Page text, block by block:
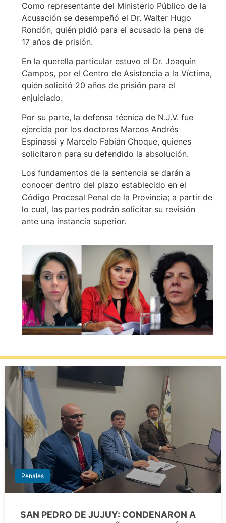
Como representante del Ministerio Público de la
Acusación se desempeñó el Dr. Walter Hugo
Rondón, quién pidió para el acusado la pena de
17 años de prisión.
En la querella particular estuvo el Dr. Joaquín
Campos, por el Centro de Asistencia a la Víctima,
quién solicitó 20 años de prisión para el
enjuiciado.
Por su parte, la defensa técnica de N.J.V. fue
ejercida por los doctores Marcos Andrés
Espinassi y Marcelo Fabián Choque, quienes
solicitaron para su defendido la absolución.
Los fundamentos de la sentencia se darán a
conocer dentro del plazo establecido en el
Código Procesal Penal de la Provincia; a partir de
lo cual, las partes podrán solicitar su revisión
ante una instancia superior.
Penales
SAN PEDRO DE JUJUY: CONDENARON A